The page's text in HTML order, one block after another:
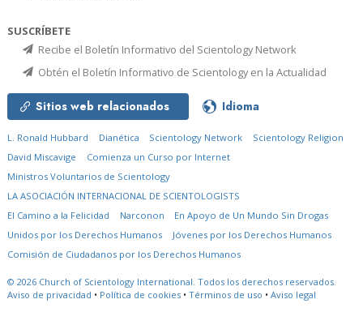
SUSCRÍBETE
Recibe el Boletín Informativo del Scientology Network
Obtén el Boletín Informativo de Scientology en la Actualidad
Sitios web relacionados Idioma
L. Ronald Hubbard Dianética Scientology Network
Scientology Religion
David Miscavige
Comienza un Curso por Internet
Ministros Voluntarios de Scientology
LA ASOCIACIÓN INTERNACIONAL DE SCIENTOLOGISTS
El Camino a la Felicidad
Narconon
En Apoyo de Un Mundo Sin Drogas
Unidos por los Derechos Humanos
Jóvenes por los Derechos Humanos
Comisión de Ciudadanos por los Derechos Humanos
© 2026 Church of Scientology International. Todos los derechos reservados.
Aviso de privacidad • Política de cookies • Términos de uso • Aviso legal